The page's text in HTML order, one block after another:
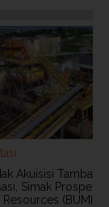
Akuisisi
Simak Prospek
(BUMI)